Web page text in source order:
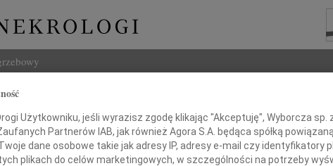
Imię i nazwisko
Użytkowniku, jeśli wyrazisz zgodę klikając "Akceptuję", Wyborcza sp.
Partnerów IAB, jak również Agora S.A. będąca spółką
dane osobowe takie jak adresy IP, adresy e-mail czy identyfikatory
plikach do celów marketingowych, w szczególności na potrzeby